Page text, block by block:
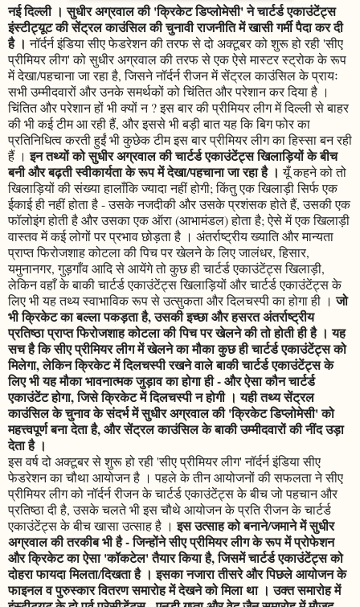
नई दिल्ली । सुधीर अग्रवाल की 'क्रिकेट डिप्लोमेसी' ने चार्टर्ड एकाउंटेंट्स
इंस्टीट्यूट की सेंट्रल काउंसिल की चुनावी राजनीति में खासी गर्मी पैदा कर दी
है ।नॉर्दर्न इंडिया सीए फेडरेशन की तरफ से दो अक्टूबर को शुरू हो रही 'सीए
प्रीमियर लीग' को सुधीर अग्रवाल की तरफ से एक ऐसे मास्टर स्ट्रोक के रूप
में देखा/पहचाना जा रहा है, जिसने नॉर्दर्न रीजन में सेंट्रल काउंसिल के प्रायः
सभी उम्मीदवारों और उनके समर्थकों को चिंतित और परेशान कर दिया है ।
चिंतित और परेशान हों भी क्यों न ? इस बार की प्रीमियर लीग में दिल्ली से बाहर
की भी कई टीम आ रही हैं, और इससे भी बड़ी बात यह कि बिग फोर का
प्रतिनिधित्व करती हुईं भी कुछेक टीम इस बार प्रीमियर लीग का हिस्सा बन रही
हैं ।इन तथ्यों को सुधीर अग्रवाल की चार्टर्ड एकाउंटेंट्स खिलाड़ियों के बीच
बनी और बढ़ती स्वीकार्यता के रूप में देखा/पहचाना जा रहा है ।यूँ कहने को तो
खिलाड़ियों की संख्या हालाँकि ज्यादा नहीं होगी; किंतु एक खिलाड़ी सिर्फ एक
ईकाई ही नहीं होता है - उसके नजदीकी और उसके प्रशंसक होते हैं, उसकी एक
फॉलोइंग होती है और उसका एक ऑरा (आभामंडल) होता है; ऐसे में एक खिलाड़ी
वास्तव में कई लोगों पर प्रभाव छोड़ता है । अंतर्राष्ट्रीय ख्याति और मान्यता
प्राप्त फिरोजशाह कोटला की पिच पर खेलने के लिए जालंधर, हिसार,
यमुनानगर, गुड़गाँव आदि से आयेंगे तो कुछ ही चार्टर्ड एकाउंटेंट्स खिलाड़ी,
लेकिन वहाँ के बाकी चार्टर्ड एकाउंटेंट्स खिलाड़ियों और चार्टर्ड एकाउंटेंट्स के
लिए भी यह तथ्य स्वाभाविक रूप से उत्सुकता और दिलचस्पी का होगा ही ।जो
भी क्रिकेट का बल्ला पकड़ता है, उसकी इच्छा और हसरत अंतर्राष्ट्रीय
प्रतिष्ठा प्राप्त फिरोजशाह कोटला की पिच पर खेलने की तो होती ही है । यह
सच है कि सीए प्रीमियर लीग में खेलने का मौका कुछ ही चार्टर्ड एकाउंटेंट्स को
मिलेगा, लेकिन क्रिकेट में दिलचस्पी रखने वाले बाकी चार्टर्ड एकाउंटेंट्स के
लिए भी यह मौका भावनात्मक जुड़ाव का होगा ही - और ऐसा कौन चार्टर्ड
एकाउंटेंट होगा, जिसे क्रिकेट में दिलचस्पी न होगी । यही तथ्य सेंट्रल
काउंसिल के चुनाव के संदर्भ में सुधीर अग्रवाल की 'क्रिकेट डिप्लोमेसी' को
महत्त्वपूर्ण बना देता है, और सेंट्रल काउंसिल के बाकी उम्मीदवारों की नींद उड़ा
देता है ।
इस वर्ष दो अक्टूबर से शुरू हो रही 'सीए प्रीमियर लीग' नॉर्दर्न इंडिया सीए
फेडरेशन का चौथा आयोजन है । पहले के तीन आयोजनों की सफलता ने सीए
प्रीमियर लीग को नॉर्दर्न रीजन के चार्टर्ड एकाउंटेंट्स के बीच जो पहचान और
प्रतिष्ठा दी है, उसके चलते भी इस चौथे आयोजन के प्रति रीजन के चार्टर्ड
एकाउंटेंट्स के बीच खासा उत्साह है ।इस उत्साह को बनाने/जमाने में सुधीर
अग्रवाल की तरकीब भी है - जिन्होंने सीए प्रीमियर लीग के रूप में प्रोफेशन
और क्रिकेट का ऐसा 'कॉकटेल' तैयार किया है, जिसमें चार्टर्ड एकाउंटेंट्स को
दोहरा फायदा मिलता/दिखता है । इसका नजारा तीसरे और पिछले आयोजन के
फाइनल व पुरुस्कार वितरण समारोह में देखने को मिला था । उक्त समारोह में